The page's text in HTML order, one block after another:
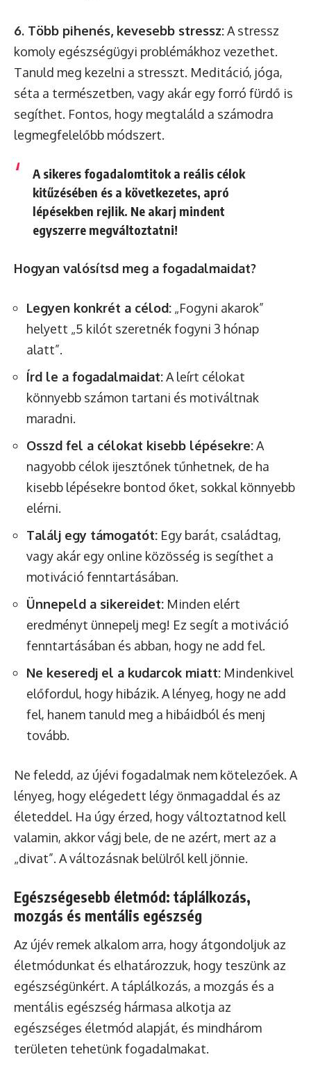
6. Több pihenés, kevesebb stressz:A stressz
komoly egészségügyi problémákhoz vezethet.
Tanuld meg kezelni a stresszt. Meditáció, jóga,
séta a természetben, vagy akár egy forró fürdő is
segíthet. Fontos, hogy megtaláld a számodra
legmegfelelőbb módszert.
A sikeres fogadalomtitok a reális célok
kitűzésében és a következetes, apró
lépésekben rejlik. Ne akarj mindent
egyszerre megváltoztatni!
Hogyan valósítsd meg a fogadalmaidat?
Legyen konkrét a célod: „Fogyni akarok”
helyett „5 kilót szeretnék fogyni 3 hónap
alatt”.
Írd le a fogadalmaidat:A leírt célokat
könnyebb számon tartani és motiváltnak
maradni.
Osszd fel a célokat kisebb lépésekre:A
nagyobb célok ijesztőnek tűnhetnek, de ha
kisebb lépésekre bontod őket, sokkal könnyebb
elérni.
Találj egy támogatót: Egy barát, családtag,
vagy akár egy online közösség is segíthet a
motiváció fenntartásában.
Ünnepeld a sikereidet: Minden elért
eredményt ünnepelj meg! Ez segít a motiváció
fenntartásában és abban, hogy ne add fel.
Ne keseredj el a kudarcok miatt: Mindenkivel
előfordul, hogy hibázik. A lényeg, hogy ne add
fel, hanem tanuld meg a hibáidból és menj
tovább.
Ne feledd, az újévi fogadalmak nem kötelezőek. A
lényeg, hogy elégedett légy önmagaddal és az
életeddel. Ha úgy érzed, hogy változtatnod kell
valamin, akkor vágj bele, de ne azért, mert az a
„divat”. A változásnak belülről kell jönnie.
Egészségesebb életmód: táplálkozás,
mozgás és mentális egészség
Az újév remek alkalom arra, hogy átgondoljuk az
életmódunkat és elhatározzuk, hogy teszünk az
egészségünkért. A táplálkozás, a mozgás és a
mentális egészség hármasa alkotja az
egészséges életmód alapját, és mindhárom
területen tehetünk fogadalmakat.